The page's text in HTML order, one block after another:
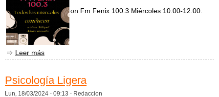
on Fm Fenix 100.3 Miércoles 10:00-12:00.
Leer más
Psicología Ligera
Lun, 18/03/2024 - 09:13 - Redaccion